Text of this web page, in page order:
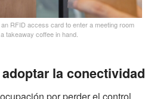
RFID access card to enter a meeting room
takeaway coffee in hand.
la conectividad
por perder el control